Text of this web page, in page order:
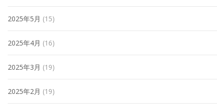
2025年5月 (15)
2025年4月 (16)
2025年3月 (19)
2025年2月 (19)